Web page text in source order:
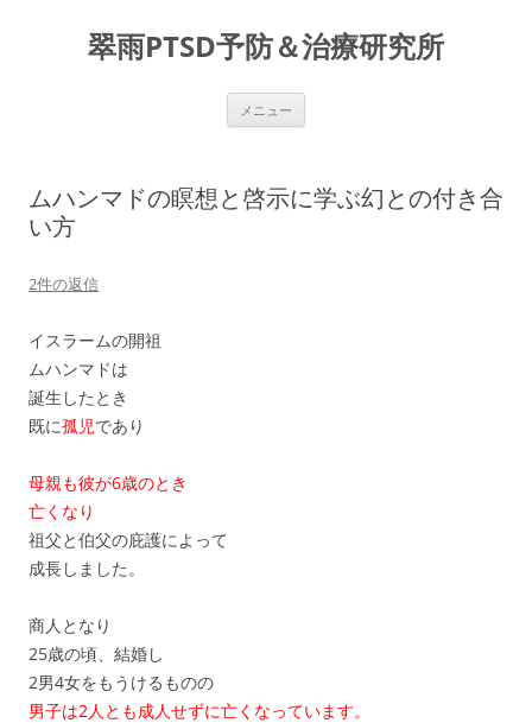
翠雨PTSD予防＆治療研究所
メニュー
ムハンマドの瞑想と啓示に学ぶ幻との付き合
い方
2件の返信
イスラームの開祖
ムハンマドは
誕生したとき
既に孤児であり
母親も彼が6歳のとき
亡くなり
祖父と伯父の庇護によって
成長しました。
商人となり
25歳の頃、結婚し
2男4女をもうけるものの
男子は2人とも成人せずに亡くなっています。